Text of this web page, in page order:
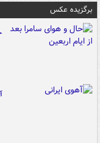
برگزیده عکس